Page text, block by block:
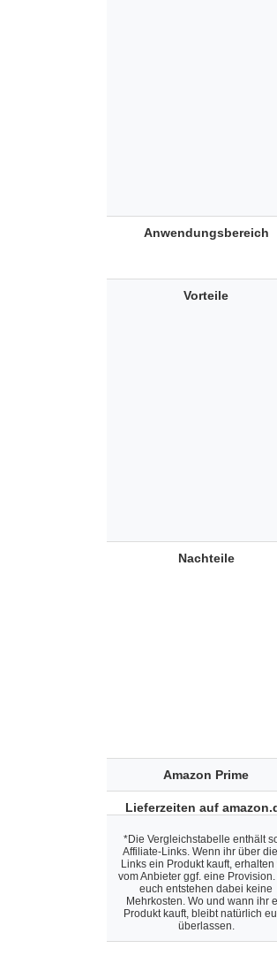
Anwendungsbereich
Vorteile
Nachteile
Amazon Prime
Lieferzeiten auf
*Die Vergleichstabelle enthält
Affiliate-Links. Wenn ihr über
Links ein Produkt kauft, erhalten
vom Anbieter ggf. eine Provision.
euch entstehen dabei keine
Mehrkosten. Wo und wann ihr
Produkt kauft, bleibt natürlich
überlassen.